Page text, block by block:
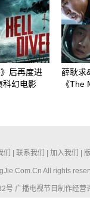
后再度进
科幻电影
薛耿求
《The
们 联系我们 加入我们
All rights
号 广播电视节目制作经